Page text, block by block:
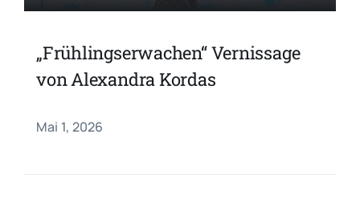
„Frühlingserwachen“ Vernissage
von Alexandra Kordas
Mai 1, 2026